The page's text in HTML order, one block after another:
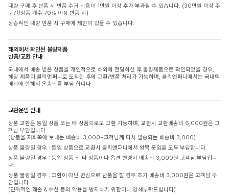
대량 구매 후 반품 시 반품 수거 비용이 1만원 이상 추가 부과될 수 있습니다. (30만원 이상 주
문건/상품 개수 70% 이상 반품 시)
상습적인 대량 반품 시 구매에 제한이 있을 수 있습니다.
해외에서 확인된 불량제품
반품/교환 안내
국내에서 배송 받은 상품을 개인적으로 해외에 전달하신 후 불량제품으로 확인되었을 경우,
해당 제품이 클릭앤퍼니로 도착된 후에 교환/반품 처리가 가능하며, 클릭앤퍼니에서는 국내택
배비에 한해서 운송비를 부담 합니다
교환운임 안내
상품 교환은 동일 상품 또는 타 상품으로도 교환 가능하며, 교환시 교환배송비 6,000원은 고
객님 부담입니다.
(상품을 저희쪽에 보내는 배송비 3,000+고객님께 다시 발송되는 배송비 3,000)
상품 불량일 경우 : 동일 상품으로 교환시 클릭앤퍼니에서 왕복 운임을 모두 부담합니다.
상품 불량일 경우 : 동일 상품 외 타 상품이나 옵션 변경시 배송비 3,000원 고객님 부담입니
다.
상품 불량일 경우 : 교환이 아닌 변심으로 반품을 할 경우 초기 배송비 3,000원은 고객님 부
담입니다.
(인위적인 훼손 & 수선 등의 악용을 방지하기 위함이니 양해부탁드립니다)